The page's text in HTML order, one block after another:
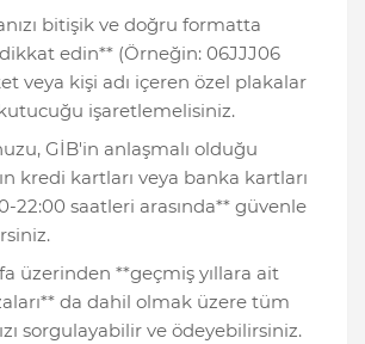
bitişik ve doğru formatta
edin** (Örneğin: 06JJJ06
veya kişi adı içeren özel plakalar
işaretlemelisiniz.
GİB'in anlaşmalı olduğu
kredi kartları veya banka kartları
22:00 saatleri arasında** güvenle
üzerinden **geçmiş yıllara ait
da dahil olmak üzere tüm
sorgulayabilir ve ödeyebilirsiniz.